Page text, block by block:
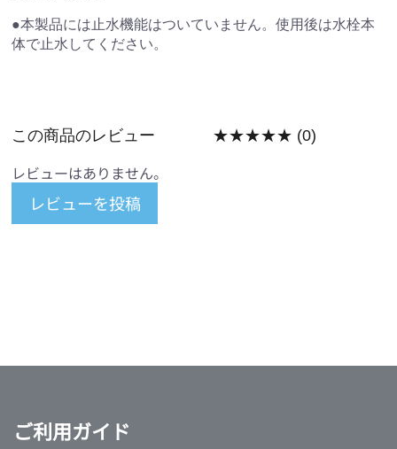
●本製品には止水機能はついていません。使用後は水栓本
体で止水してください。
この商品のレビュー ★★★★★ (0)
レビューはありません。
レビューを投稿
ご利用ガイド